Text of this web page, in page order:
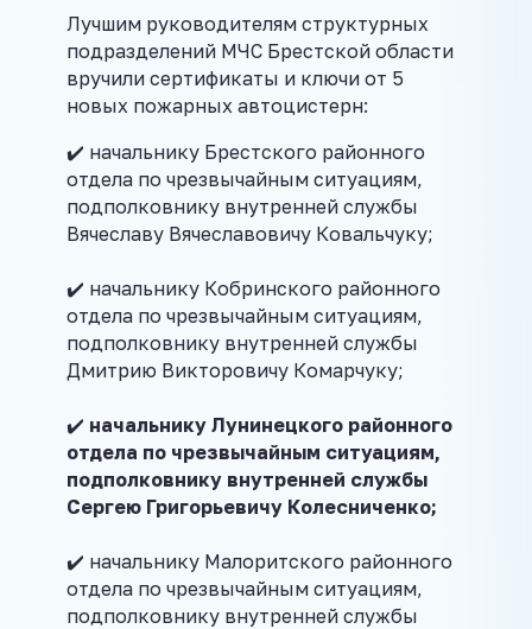
Лучшим руководителям структурных
подразделений МЧС Брестской области
вручили сертификаты и ключи от 5
новых пожарных автоцистерн:
✔️ начальнику Брестского районного
отдела по чрезвычайным ситуациям,
подполковнику внутренней службы
Вячеславу Вячеславовичу Ковальчуку;
✔️ начальнику Кобринского районного
отдела по чрезвычайным ситуациям,
подполковнику внутренней службы
Дмитрию Викторовичу Комарчуку;
✔️ начальнику Лунинецкого районного
отдела по чрезвычайным ситуациям,
подполковнику внутренней службы
Сергею Григорьевичу Колесниченко;
✔️ начальнику Малоритского районного
отдела по чрезвычайным ситуациям,
подполковнику внутренней службы